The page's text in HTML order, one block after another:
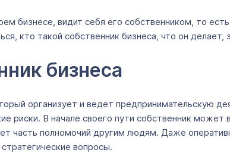
бизнесе, видит себя его собственником, то
кто такой собственник бизнеса, что он
бизнеса
организует и ведет предпринимательскую
риски. В начале своего пути собственник
часть полномочий другим людям. Даже
вопросы.